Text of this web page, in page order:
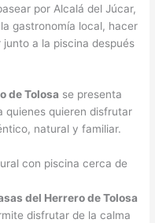
por Alcalá del Júcar,
gastronomía local, hacer
a la piscina después
de Tolosa se presenta
quienes quieren disfrutar
natural y familiar.
con piscina cerca de
del Herrero de Tolosa
disfrutar de la calma